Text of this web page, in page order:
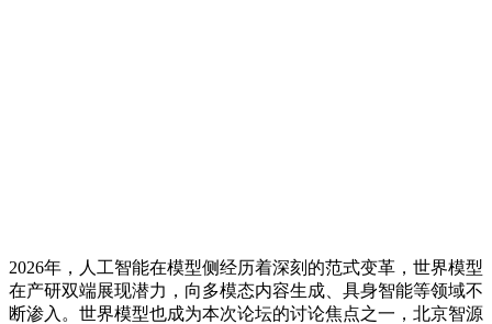
2026年，人工智能在模型侧经历着深刻的范式变革，世界模型
在产研双端展现潜力，向多模态内容生成、具身智能等领域不
断渗入。世界模型也成为本次论坛的讨论焦点之一，北京智源